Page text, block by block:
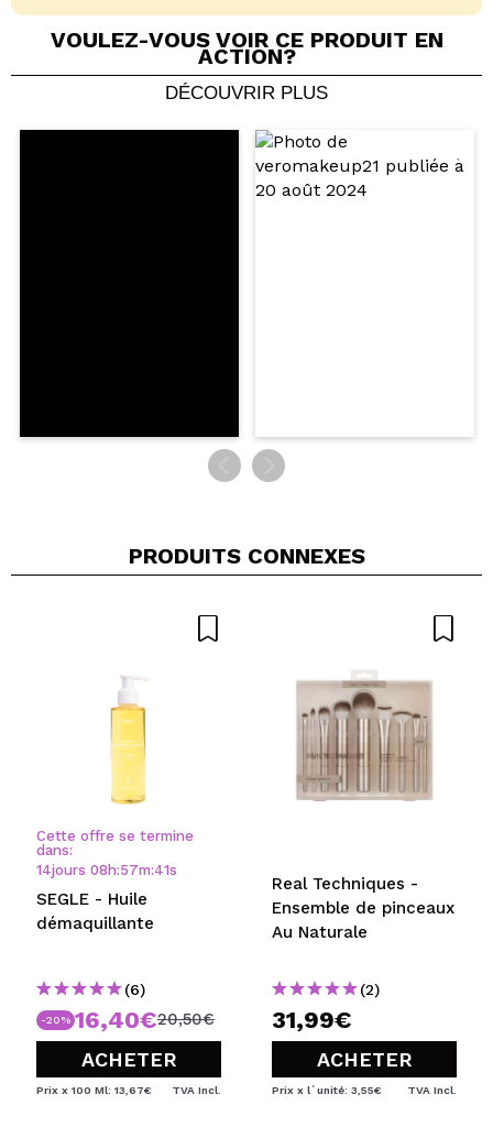
Partager une vidéo ou une photo
VOULEZ-VOUS VOIR CE PRODUIT EN
ACTION?
DÉCOUVRIR PLUS
PRODUITS CONNEXES
Cette offre se termine
dans:
14jours 08h:57m:40s
SEGLE - Huile
démaquillante
(6)
-20% 16,40€20,50€
ACHETER
Prix x 100 Ml: 13,67€ TVA Incl.
Real Techniques -
Ensemble de pinceaux
Au Naturale
(2)
31,99€
ACHETER
Prix x l´unité: 3,55€ TVA Incl.